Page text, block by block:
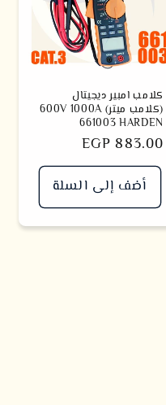
كلامب امبير ديجيتال
(كلامب ميتر) 600V 1000A
661003 HARDEN
سعر
EGP 883.00
أضف إلى السلة